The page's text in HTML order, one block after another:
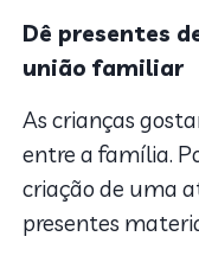
Dê presentes
união familiar
As crianças
entre a família.
criação de uma
presentes